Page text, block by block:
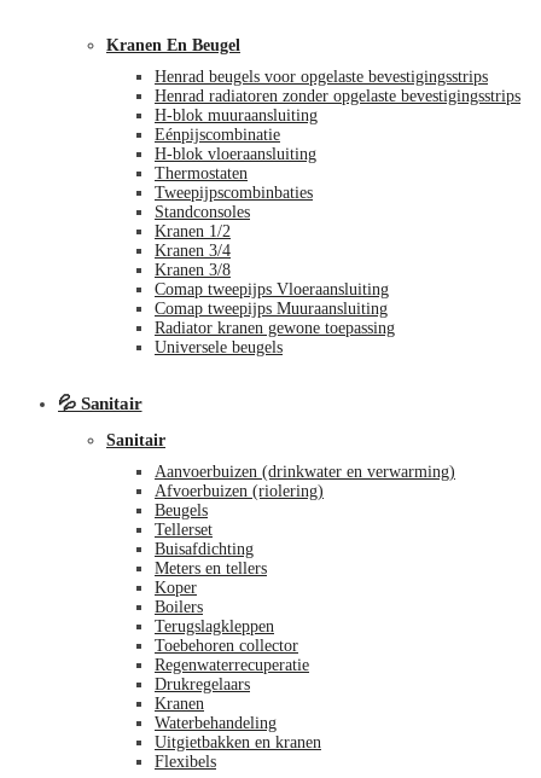
Kranen En Beugel
Henrad beugels voor opgelaste bevestigingsstrips
Henrad radiatoren zonder opgelaste bevestigingsstrips
H-blok muuraansluiting
Eénpijscombinatie
H-blok vloeraansluiting
Thermostaten
Tweepijpscombinbaties
Standconsoles
Kranen 1/2
Kranen 3/4
Kranen 3/8
Comap tweepijps Vloeraansluiting
Comap tweepijps Muuraansluiting
Radiator kranen gewone toepassing
Universele beugels
💦 Sanitair
Sanitair
Aanvoerbuizen (drinkwater en verwarming)
Afvoerbuizen (riolering)
Beugels
Tellerset
Buisafdichting
Meters en tellers
Koper
Boilers
Terugslagkleppen
Toebehoren collector
Regenwaterrecuperatie
Drukregelaars
Kranen
Waterbehandeling
Uitgietbakken en kranen
Flexibels